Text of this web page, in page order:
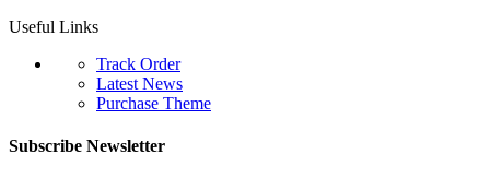
Useful Links
Track Order
Latest News
Purchase Theme
Subscribe Newsletter